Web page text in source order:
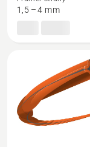
Vyžínací
1,5 – 4 mm